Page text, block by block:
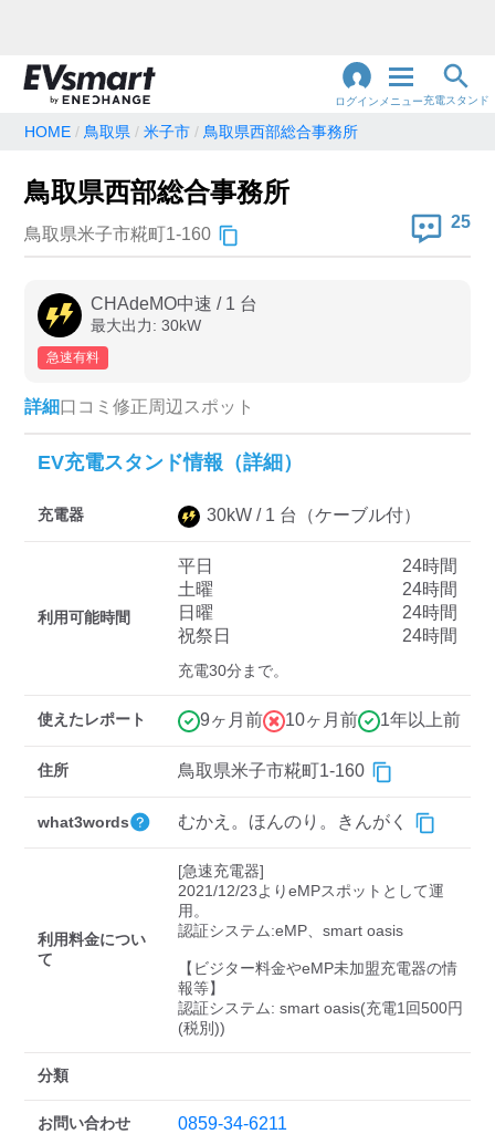
ログイン メニュー充電スタンド
地名・観光スポット・住所で検索
充電器の種類
急速充電器のみ表示
高速道路上のみ表示
認証システム
三菱ディーラーを表示
日産ディーラーを表示
充電器の出力
すべて 中速-20kW-以上 急速-44kW-以上
検索する
HOME 鳥取県 米子市 鳥取県西部総合事務所
鳥取県西部総合事務所
鳥取県米子市糀町1-160
25
CHAdeMO中速 / 1 台
最大出力: 30kW
急速有料
詳細口コミ 修正周辺スポット
EV充電スタンド情報（詳細）
充電器 30kW / 1 台 （ケーブル付）
利用可能時間
平日
24時間
土曜
24時間
日曜
24時間
祝祭日
24時間
充電30分まで。
使えたレポート 9ヶ月前 10ヶ月前 1年以上前
住所 鳥取県米子市糀町1-160
what3words むかえ。ほんのり。きんがく
利用料金につい
て
[急速充電器]
2021/12/23よりeMPスポットとして運
用。
認証システム:eMP、smart oasis
【ビジター料金やeMP未加盟充電器の情
報等】
認証システム: smart oasis(充電1回500円
(税別))
分類
お問い合わせ 0859-34-6211